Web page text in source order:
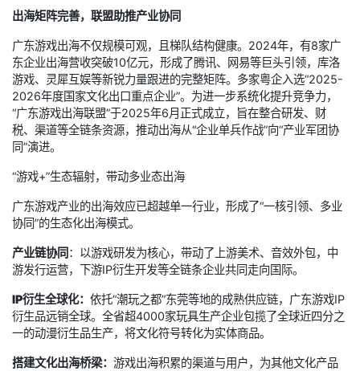
出海矩阵完善，联盟助推产业协同
广东游戏出海不仅规模可观，且梯队结构健康。2024年，有8家广
东企业出海营收突破10亿元，形成了腾讯、网易等巨头引领，库洛
游戏、灵犀互娱等新锐力量跟进的完整矩阵。多家粤企入选“2025-
2026年度国家文化出口重点企业”。为进一步系统化提升竞争力，
“广东游戏出海联盟”于2025年6月正式成立，旨在整合研发、财
税、渠道等全链条资源，推动出海从“企业单兵作战”向“产业军团协
同”演进。
“游戏+”生态辐射，带动多业态出海
广东游戏产业的出海效应已超越单一行业，形成了“一核引领、多业
协同”的生态化出海模式。
产业链协同 ：以游戏研发为核心，带动了上游美术、音效外包，中
游发行运营，下游IP衍生开发等全链条企业共同走向国际。
IP衍生全球化： 依托“潮玩之都”东莞等地的成熟供应链，广东游戏IP
衍生品远销全球。全省超4000家玩具生产企业包揽了全球近四分之
一的动漫衍生品生产，将文化符号转化为实体商品。
搭建文化出海桥梁： 游戏出海积累的渠道与用户，为其他文化产品